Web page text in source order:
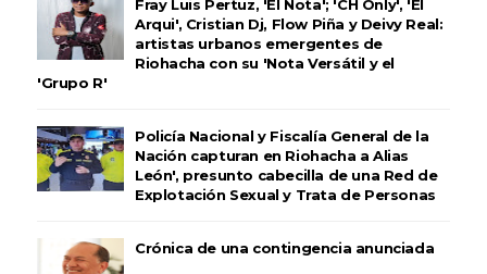
Fray Luis Pertuz, 'El Nota'; 'CH Only', 'El
Arqui', Cristian Dj, Flow Piña y Deivy Real:
artistas urbanos emergentes de
Riohacha con su 'Nota Versátil y el
'Grupo R'
Policía Nacional y Fiscalía General de la
Nación capturan en Riohacha a Alias
León', presunto cabecilla de una Red de
Explotación Sexual y Trata de Personas
Crónica de una contingencia anunciada